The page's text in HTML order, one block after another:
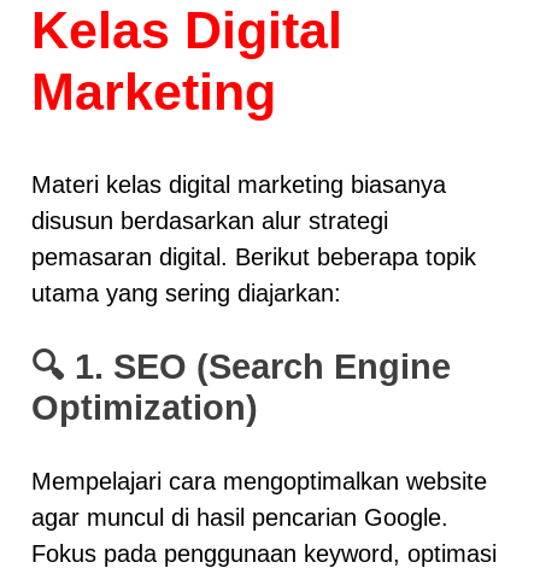
Kelas Digital
Marketing
Materi kelas digital marketing biasanya
disusun berdasarkan alur strategi
pemasaran digital. Berikut beberapa topik
utama yang sering diajarkan:
🔍 1. SEO (Search Engine
Optimization)
Mempelajari cara mengoptimalkan website
agar muncul di hasil pencarian Google.
Fokus pada penggunaan keyword, optimasi